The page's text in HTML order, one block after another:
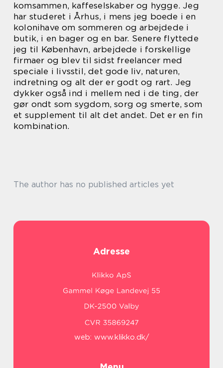
komsammen, kaffeselskaber og hygge. Jeg
har studeret i Århus, i mens jeg boede i en
kolonihave om sommeren og arbejdede i
butik, i en bager og en bar. Senere flyttede
jeg til København, arbejdede i forskellige
firmaer og blev til sidst freelancer med
speciale i livsstil, det gode liv, naturen,
indretning og alt der er godt og rart. Jeg
dykker også ind i mellem ned i de ting, der
gør ondt som sygdom, sorg og smerte, som
et supplement til alt det andet. Det er en fin
kombination.
The author has no published articles yet
Adresse
web: www.klikko.dk/